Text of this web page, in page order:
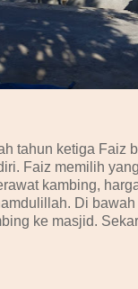
tahun ketiga Faiz
Faiz memilih
kambing,
Di
ke masjid.